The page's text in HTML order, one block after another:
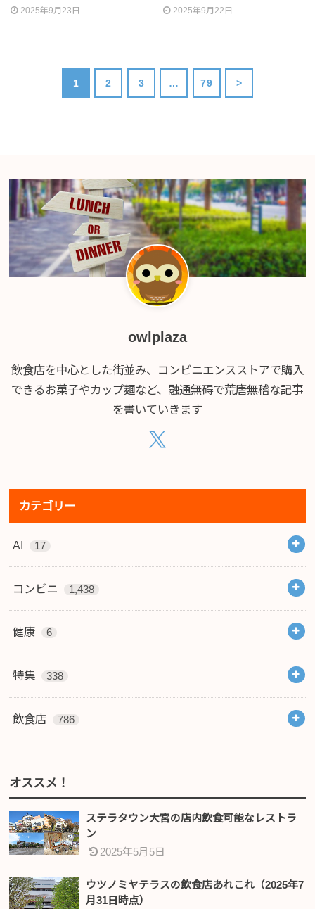
2025年9月23日 2025年9月22日
1 2 3 … 79 >
owlplaza
飲食店を中心とした街並み、コンビニエンスストアで購入
できるお菓子やカップ麺など、融通無碍で荒唐無稽な記事
を書いていきます
カテゴリー
AI 17
コンビニ 1,438
健康 6
特集 338
飲食店 786
オススメ！
ステラタウン大宮の店内飲食可能なレストラ
ン
2025年5月5日
ウツノミヤテラスの飲食店あれこれ（2025年7
月31日時点）